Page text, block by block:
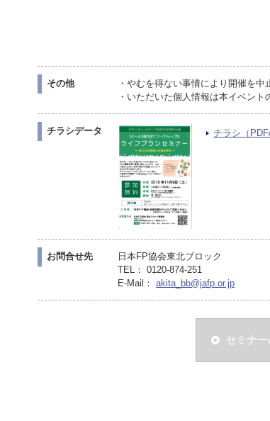
その他
・やむを得ない事情により開催を
・いただいた個人情報は本イベン
チラシデータ チラシ（
お問合せ先
日本FP協会東北ブロック
TEL： 0120-874-251
E-Mail： akita_bb@jafp.or.jp
セミナ